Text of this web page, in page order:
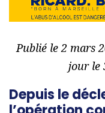
Publié le 2 mars
jour le
Depuis le